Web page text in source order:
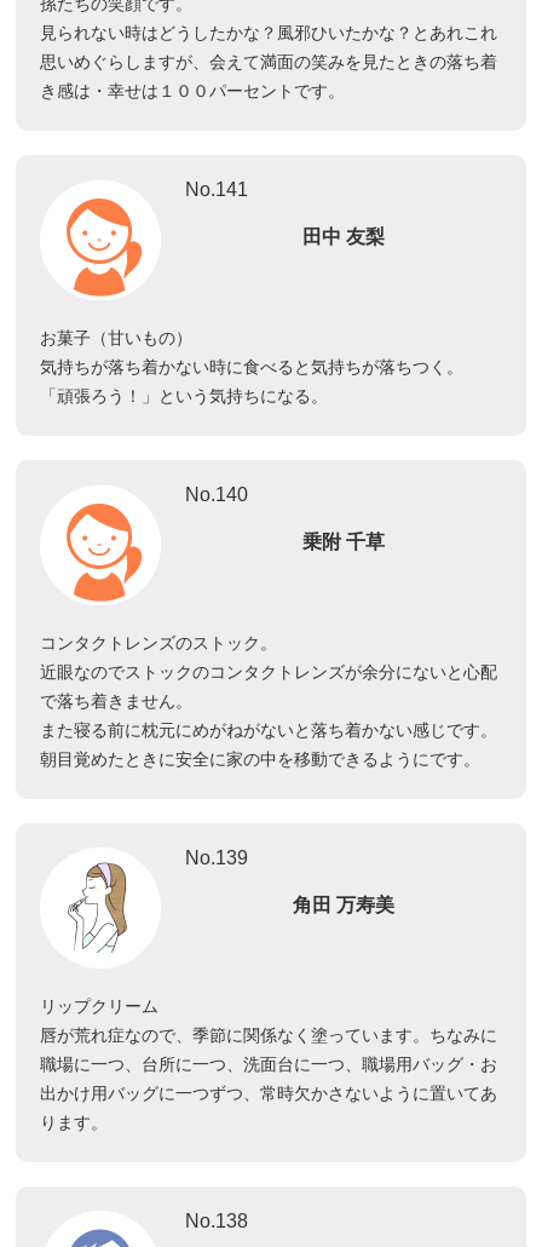
孫たちの笑顔です。
見られない時はどうしたかな？風邪ひいたかな？とあれこれ
思いめぐらしますが、会えて満面の笑みを見たときの落ち着
き感は・幸せは１００パーセントです。
No.141
田中 友梨
お菓子（甘いもの）
気持ちが落ち着かない時に食べると気持ちが落ちつく。
「頑張ろう！」という気持ちになる。
No.140
乗附 千草
コンタクトレンズのストック。
近眼なのでストックのコンタクトレンズが余分にないと心配
で落ち着きません。
また寝る前に枕元にめがねがないと落ち着かない感じです。
朝目覚めたときに安全に家の中を移動できるようにです。
No.139
角田 万寿美
リップクリーム
唇が荒れ症なので、季節に関係なく塗っています。ちなみに
職場に一つ、台所に一つ、洗面台に一つ、職場用バッグ・お
出かけ用バッグに一つずつ、常時欠かさないように置いてあ
ります。
No.138